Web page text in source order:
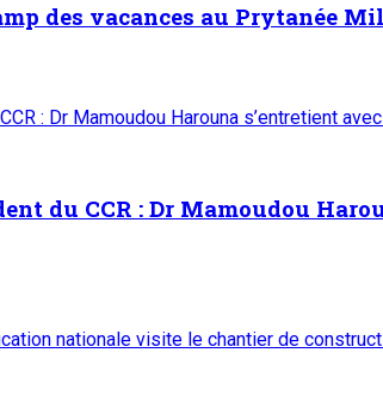
des vacances au Prytanée
: Dr Mamoudou Harouna s’entretient
du CCR : Dr Mamoudou
nationale visite le chantier de